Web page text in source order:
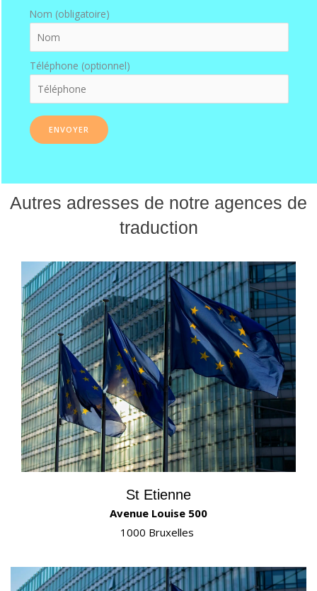
Nom (obligatoire)
Téléphone (optionnel)
Autres adresses de notre agences de
traduction
St Etienne
Avenue Louise 500
1000 Bruxelles